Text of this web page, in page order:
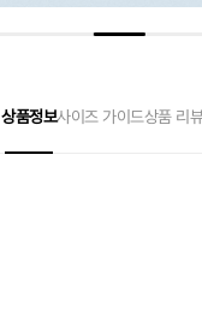
상품정보사이즈 가이드상품 리뷰